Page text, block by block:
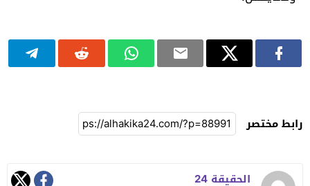
رابط مختصر
الحقيقة 24